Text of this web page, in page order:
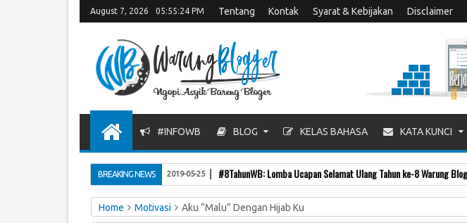
August 7, 2026 05:55:25 PM Tentang Kontak Syarat & Kebijakan Disclaimer
#INFOWB BLOG KELAS BAHASA KATA KUNCI
BREAKING NEWS Teman atau Bukan?
2019-03-12
Home Motivasi Aku “Malu” Dengan Hijab Ku